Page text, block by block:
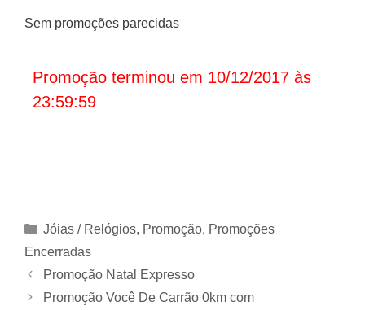
Sem promoções parecidas
Promoção terminou em 10/12/2017 às
23:59:59
Categorias
Jóias / Relógios, Promoção, Promoções
Encerradas
Promoção Natal Expresso
Promoção Você De Carrão 0km com